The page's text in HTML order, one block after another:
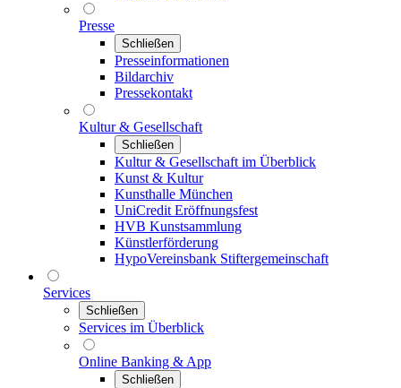
Presse
Schließen
Presseinformationen
Bildarchiv
Pressekontakt
Kultur & Gesellschaft
Schließen
Kultur & Gesellschaft im Überblick
Kunst & Kultur
Kunsthalle München
UniCredit Eröffnungsfest
HVB Kunstsammlung
Künstlerförderung
HypoVereinsbank Stiftergemeinschaft
Services
Schließen
Services im Überblick
Online Banking & App
Schließen